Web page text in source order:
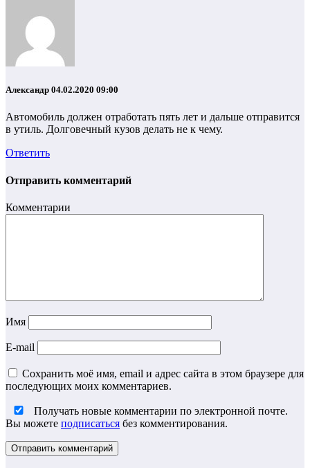
Александр 04.02.2020 09:00
Автомобиль должен отработать пять лет и дальше отправится
в утиль. Долговечный кузов делать не к чему.
Ответить
Отправить комментарий
Комментарии
Имя
E-mail
Сохранить моё имя, email и адрес сайта в этом браузере для
последующих моих комментариев.
Получать новые комментарии по электронной почте.
Вы можете подписаться без комментирования.